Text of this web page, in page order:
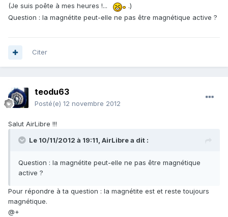
(Je suis poête à mes heures !...
.)
Question : la magnétite peut-elle ne pas être magnétique active ?
Citer
teodu63
Posté(e) 12 novembre 2012
Salut AirLibre !!!
Le 10/11/2012 à 19:11, AirLibre a dit :
Question : la magnétite peut-elle ne pas être magnétique
active ?
Pour répondre à ta question : la magnétite est et reste toujours
magnétique.
@+